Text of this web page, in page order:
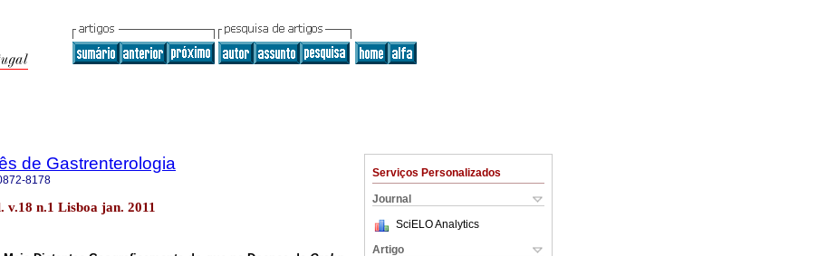
Serviços Personalizados
Journal
SciELO Analytics
Artigo
de Gastrenterologia
8178
n.1 Lisboa jan. 2011